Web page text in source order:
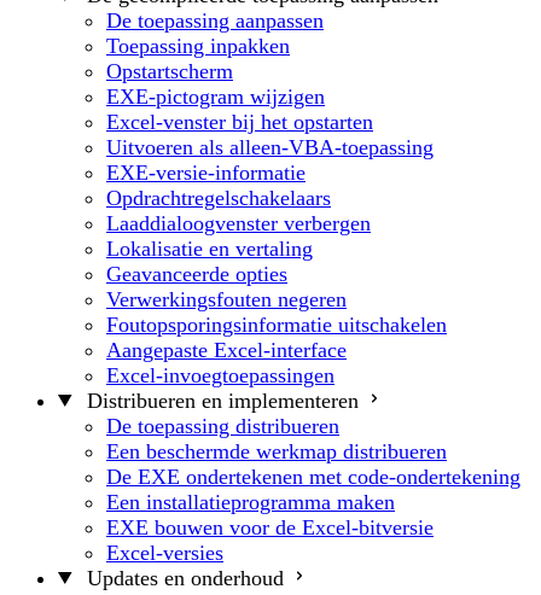
De toepassing aanpassen
Toepassing inpakken
Opstartscherm
EXE-pictogram wijzigen
Excel-venster bij het opstarten
Uitvoeren als alleen-VBA-toepassing
EXE-versie-informatie
Opdrachtregelschakelaars
Laaddialoogvenster verbergen
Lokalisatie en vertaling
Geavanceerde opties
Verwerkingsfouten negeren
Foutopsporingsinformatie uitschakelen
Aangepaste Excel-interface
Excel-invoegtoepassingen
Distribueren en implementeren
De toepassing distribueren
Een beschermde werkmap distribueren
De EXE ondertekenen met code-ondertekening
Een installatieprogramma maken
EXE bouwen voor de Excel-bitversie
Excel-versies
Updates en onderhoud